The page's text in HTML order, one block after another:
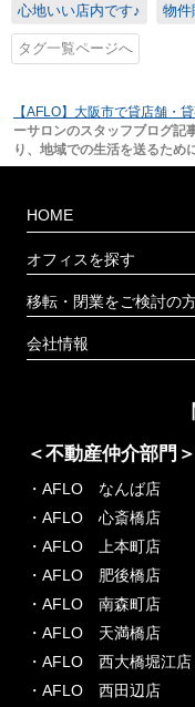
心地いい店内です♪ 物件
タグ一覧ページへ
【AFLO】大阪市で貸店舗・
ーサロンのスタッフブログ記
り、地域での生活を送るため
HOME
オフィスを探す
移転・閉業をご検討の
会社情報
＜不動産仲介部門＞
・AFLO なんば店
・AFLO 心斎橋店
・AFLO 上本町店
・AFLO 肥後橋店
・AFLO 南森町店
・AFLO 天満橋店
・AFLO 西大橋堀江店
・AFLO 西田辺店